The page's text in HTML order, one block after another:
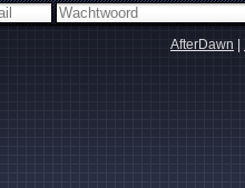
AfterDawn